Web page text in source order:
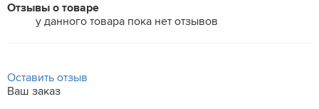
Отзывы о товаре
у данного товара пока нет отзывов
Оставить отзыв
Ваш заказ